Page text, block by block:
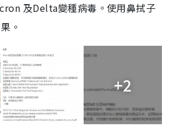
及Delta變種病毒。使用鼻拭子
。
+2